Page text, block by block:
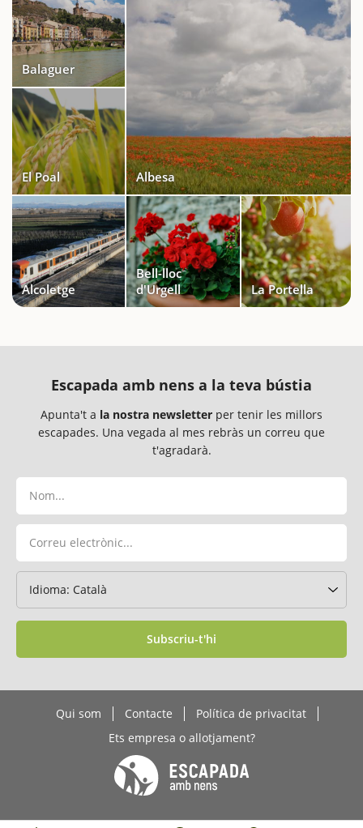
Balaguer
El Poal Albesa
Alcoletge
Bell-lloc
d'Urgell
La Portella
Escapada amb nens a la teva bústia
Apunta't a la nostra newsletter per tenir les millors
escapades. Una vegada al mes rebràs un correu que
t'agradarà.
Subscriu-t'hi
Qui som Contacte
Política de privacitat
Ets empresa o allotjament?